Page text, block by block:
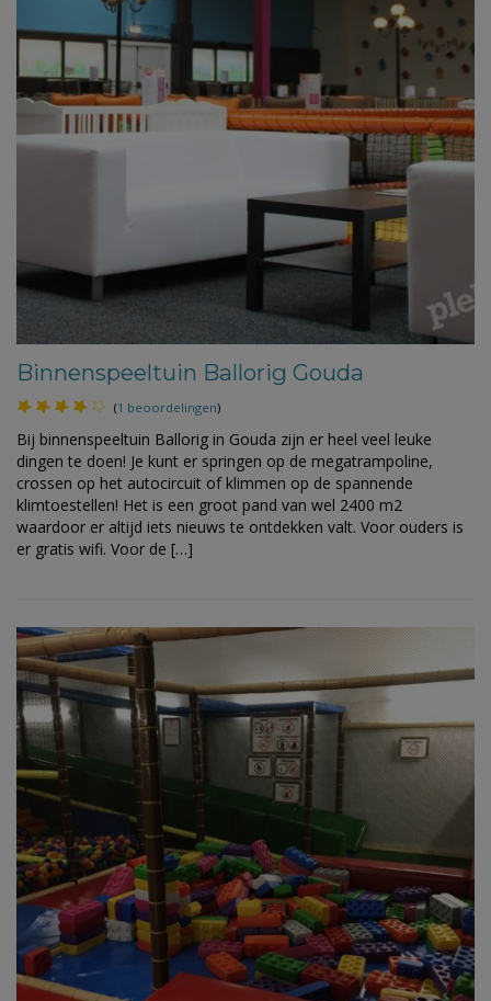
Binnenspeeltuin Ballorig Gouda
(1 beoordelingen)
Bij binnenspeeltuin Ballorig in Gouda zijn er heel veel leuke
dingen te doen! Je kunt er springen op de megatrampoline,
crossen op het autocircuit of klimmen op de spannende
klimtoestellen! Het is een groot pand van wel 2400 m2
waardoor er altijd iets nieuws te ontdekken valt. Voor ouders is
er gratis wifi. Voor de […]